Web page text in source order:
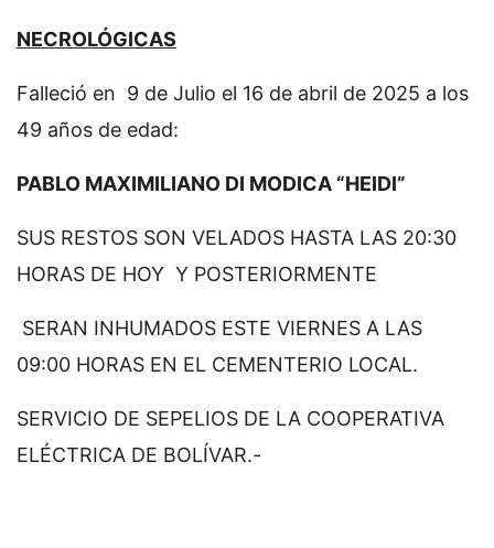
NECROLÓGICAS
Falleció en 9 de Julio el 16 de abril de 2025 a los
49 años de edad:
PABLO MAXIMILIANO DI MODICA “HEIDI”
SUS RESTOS SON VELADOS HASTA LAS 20:30
HORAS DE HOY Y POSTERIORMENTE
SERAN INHUMADOS ESTE VIERNES A LAS
09:00 HORAS EN EL CEMENTERIO LOCAL.
SERVICIO DE SEPELIOS DE LA COOPERATIVA
ELÉCTRICA DE BOLÍVAR.-